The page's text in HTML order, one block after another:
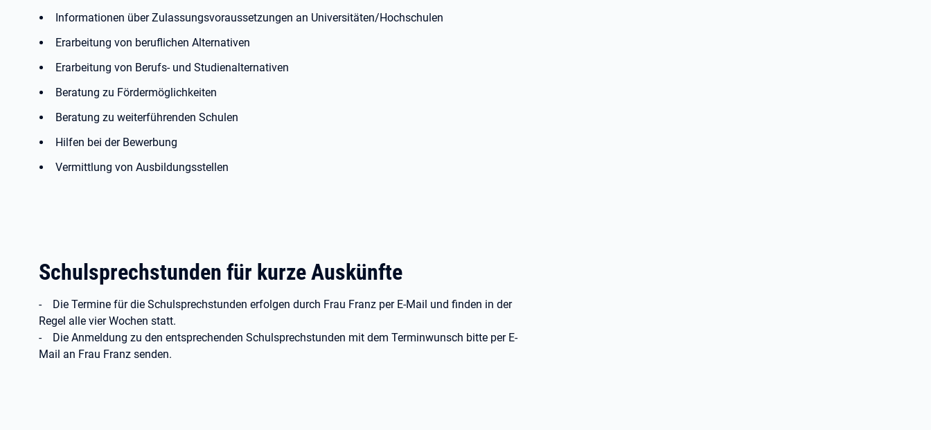
Informationen über Zulassungsvoraussetzungen an Universitäten/Hochschulen
Erarbeitung von beruflichen Alternativen
Erarbeitung von Berufs- und Studienalternativen
Beratung zu Fördermöglichkeiten
Beratung zu weiterführenden Schulen
Hilfen bei der Bewerbung
Vermittlung von Ausbildungsstellen
Schulsprechstunden für kurze Auskünfte
- Die Termine für die Schulsprechstunden erfolgen durch Frau Franz per E-Mail und finden in der
Regel alle vier Wochen statt.
- Die Anmeldung zu den entsprechenden Schulsprechstunden mit dem Terminwunsch bitte per E-
Mail an Frau Franz senden.